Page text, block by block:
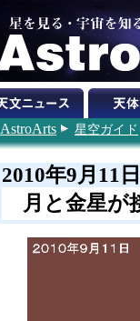
AstroArts 星空ガイド
2010年9月11日
月と金星が